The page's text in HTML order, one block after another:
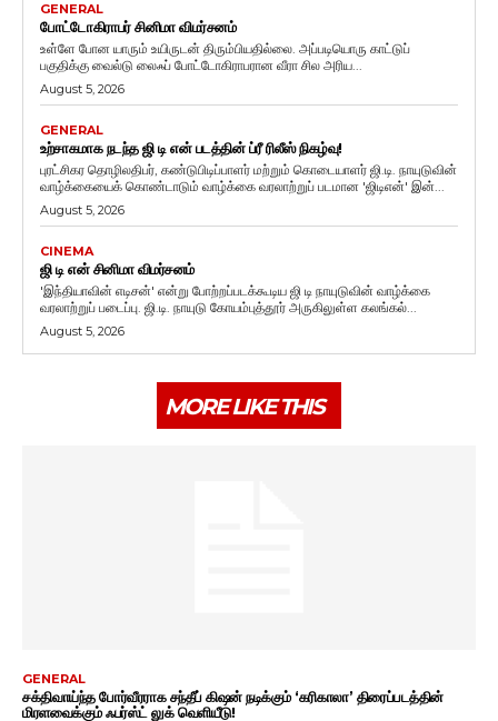
GENERAL
போட்டோகிராபர் சினிமா விமர்சனம்
உள்ளே போன யாரும் உயிருடன் திரும்பியதில்லை. அப்படியொரு காட்டுப்
பகுதிக்கு வைல்டு லைஃப் போட்டோகிராபரான வீரா சில அரிய...
August 5, 2026
GENERAL
உற்சாகமாக நடந்த ஜி டி என் படத்தின் ப்ரீ ரிலீஸ் நிகழ்வு!
புரட்சிகர தொழிலதிபர், கண்டுபிடிப்பாளர் மற்றும் கொடையாளர் ஜி.டி. நாயுடுவின்
வாழ்க்கையைக் கொண்டாடும் வாழ்க்கை வரலாற்றுப் படமான 'ஜிடிஎன்' இன்...
August 5, 2026
CINEMA
ஜி டி என் சினிமா விமர்சனம்
'இந்தியாவின் எடிசன்' என்று போற்றப்படக்கூடிய ஜி டி நாயுடுவின் வாழ்க்கை
வரலாற்றுப் படைப்பு. ஜி.டி. நாயுடு கோயம்புத்தூர் அருகிலுள்ள கலங்கல்...
August 5, 2026
MORE LIKE THIS
GENERAL
சக்திவாய்ந்த போர்வீரராக சந்தீப் கிஷன் நடிக்கும் ‘கரிகாலா’ திரைப்படத்தின்
மிரளவைக்கும் ஃபர்ஸ்ட் லுக் வெளியீடு!